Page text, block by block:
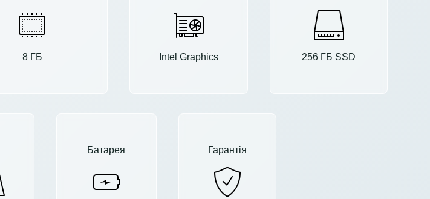
8 ГБ Intel Graphics 256 ГБ SSD
Батарея Гарантія